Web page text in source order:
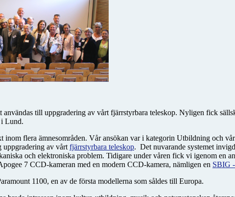
till uppgradering av vårt fjärrstyrbara teleskop. Nyligen fick
i Lund.
flera ämnesområden. Vår ansökan var i kategorin Utbildning och
uppgradering av vårt fjärrstyrbara teleskop. Det nuvarande systemet
och elektroniska problem. Tidigare under våren fick vi igenom en
7 CCD-kameran med en modern CCD-kamera, nämligen en SBIG
1100, en av de första modellerna som såldes till Europa.